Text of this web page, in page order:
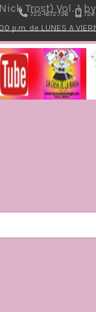
722-1672736
de LUNES A
Trost) Vol. 1